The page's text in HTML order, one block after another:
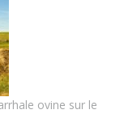
ovine sur le